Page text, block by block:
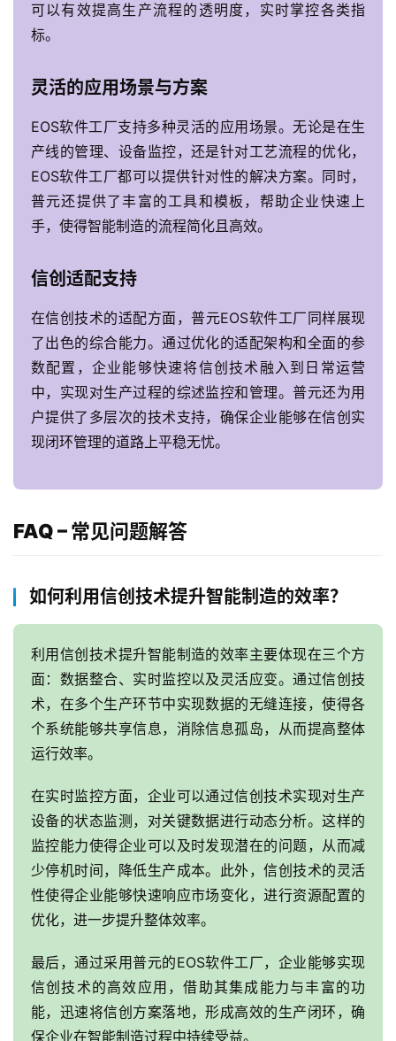
作
服
务
联
我
可以有效提高生产流程的透明度，实时掌控各类指
标。
灵活的应用场景与方案
EOS软件工厂支持多种灵活的应用场景。无论是在生
产线的管理、设备监控，还是针对工艺流程的优化，
EOS软件工厂都可以提供针对性的解决方案。同时，
普元还提供了丰富的工具和模板，帮助企业快速上
手，使得智能制造的流程简化且高效。
信创适配支持
在信创技术的适配方面，普元EOS软件工厂同样展现
了出色的综合能力。通过优化的适配架构和全面的参
数配置，企业能够快速将信创技术融入到日常运营
中，实现对生产过程的综述监控和管理。普元还为用
户提供了多层次的技术支持，确保企业能够在信创实
现闭环管理的道路上平稳无忧。
FAQ – 常见问题解答
如何利用信创技术提升智能制造的效率？
利用信创技术提升智能制造的效率主要体现在三个方
面：数据整合、实时监控以及灵活应变。通过信创技
术，在多个生产环节中实现数据的无缝连接，使得各
个系统能够共享信息，消除信息孤岛，从而提高整体
运行效率。
在实时监控方面，企业可以通过信创技术实现对生产
设备的状态监测，对关键数据进行动态分析。这样的
监控能力使得企业可以及时发现潜在的问题，从而减
少停机时间，降低生产成本。此外，信创技术的灵活
性使得企业能够快速响应市场变化，进行资源配置的
优化，进一步提升整体效率。
最后，通过采用普元的EOS软件工厂，企业能够实现
信创技术的高效应用，借助其集成能力与丰富的功
能，迅速将信创方案落地，形成高效的生产闭环，确
保企业在智能制造过程中持续受益。